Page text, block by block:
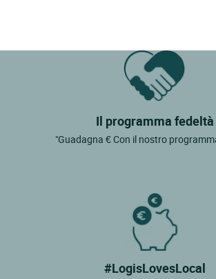
Il programma fedeltà
"Guadagna € Con il nostro
#LogisLovesLocal